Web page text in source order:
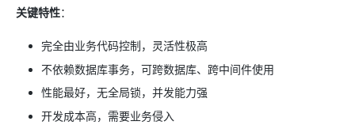
关键特性：
完全由业务代码控制，灵活性极高
不依赖数据库事务，可跨数据库、跨中间件使用
性能最好，无全局锁，并发能力强
开发成本高，需要业务侵入